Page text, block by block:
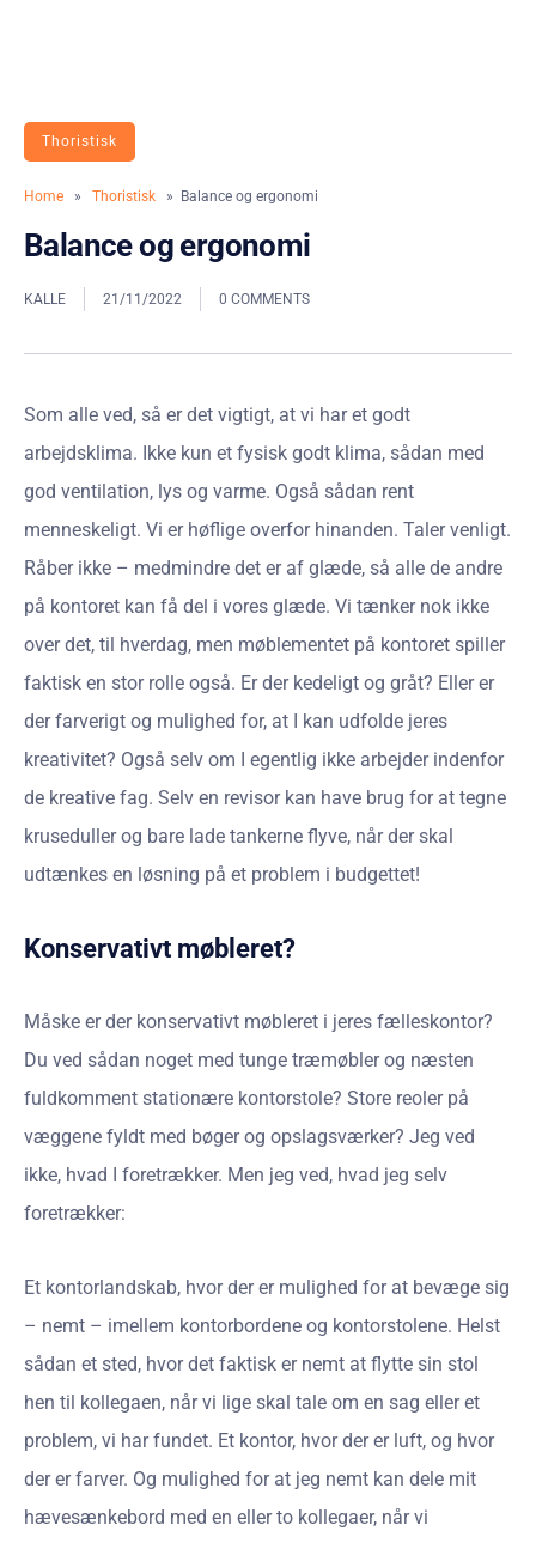
Thoristisk
Home » Thoristisk » Balance og ergonomi
Balance og ergonomi
KALLE 21/11/2022 0 COMMENTS
Som alle ved, så er det vigtigt, at vi har et godt
arbejdsklima. Ikke kun et fysisk godt klima, sådan med
god ventilation, lys og varme. Også sådan rent
menneskeligt. Vi er høflige overfor hinanden. Taler venligt.
Råber ikke – medmindre det er af glæde, så alle de andre
på kontoret kan få del i vores glæde. Vi tænker nok ikke
over det, til hverdag, men møblementet på kontoret spiller
faktisk en stor rolle også. Er der kedeligt og gråt? Eller er
der farverigt og mulighed for, at I kan udfolde jeres
kreativitet? Også selv om I egentlig ikke arbejder indenfor
de kreative fag. Selv en revisor kan have brug for at tegne
kruseduller og bare lade tankerne flyve, når der skal
udtænkes en løsning på et problem i budgettet!
Konservativt møbleret?
Måske er der konservativt møbleret i jeres fælleskontor?
Du ved sådan noget med tunge træmøbler og næsten
fuldkomment stationære kontorstole? Store reoler på
væggene fyldt med bøger og opslagsværker? Jeg ved
ikke, hvad I foretrækker. Men jeg ved, hvad jeg selv
foretrækker:
Et kontorlandskab, hvor der er mulighed for at bevæge sig
– nemt – imellem kontorbordene og kontorstolene. Helst
sådan et sted, hvor det faktisk er nemt at flytte sin stol
hen til kollegaen, når vi lige skal tale om en sag eller et
problem, vi har fundet. Et kontor, hvor der er luft, og hvor
der er farver. Og mulighed for at jeg nemt kan dele mit
hævesænkebord med en eller to kollegaer, når vi